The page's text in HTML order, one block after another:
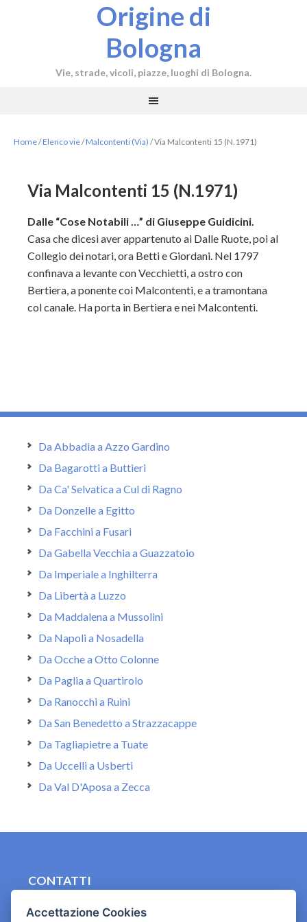
Origine di
Bologna
Vie, strade, vicoli, piazze, luoghi di Bologna.
Home/Elenco vie/Malcontenti (Via) /Via Malcontenti 15 (N.1971)
Via Malcontenti 15 (N.1971)
Dalle “Cose Notabili …” di Giuseppe Guidicini.
Casa che dicesi aver appartenuto ai Dalle Ruote, poi al
Collegio dei notari, ora Betti e Giordani. Nel 1797
confinava a levante con Vecchietti, aostro con
Bertiera, a ponente coi Malcontenti, e a tramontana
col canale. Ha porta in Bertiera e nei Malcontenti.
Da Abbadia a Azzo Gardino
Da Bagarotti a Buttieri
Da Ca' Selvatica a Cul di Ragno
Da Donzelle a Egitto
Da Facchini a Fusari
Da Gabella Vecchia a Guazzatoio
Da Imperiale a Inghilterra
Da Libertà a Luzzo
Da Maddalena a Mussolini
Da Napoli a Nosadella
Da Ocche a Otto Colonne
Da Paglia a Quartirolo
Da Ranocchi a Ruini
Da San Benedetto a Strazzacappe
Da Tagliapietre a Tuate
Da Uccelli a Usberti
Da Val D'Aposa a Zecca
CONTATTI
Accettazione Cookies